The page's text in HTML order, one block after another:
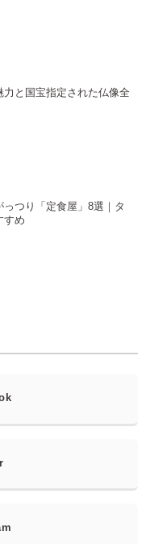
力と国宝指定された仏像全
つり「定食屋」8選｜タ
すめ